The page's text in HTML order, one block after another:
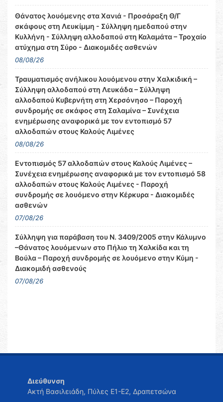
Θάνατος λουόμενης στα Χανιά - Προσάραξη Θ/Γ
σκάφους στη Λευκίμμη - Σύλληψη ημεδαπού στην
Κυλλήνη - Σύλληψη αλλοδαπού στη Καλαμάτα – Τροχαίο
ατύχημα στη Σύρο - Διακομιδές ασθενών
08/08/26
Τραυματισμός ανήλικου λουόμενου στην Χαλκιδική –
Σύλληψη αλλοδαπού στη Λευκάδα – Σύλληψη
αλλοδαπού Κυβερνήτη στη Χερσόνησο – Παροχή
συνδρομής σε σκάφος στη Σαλαμίνα – Συνέχεια
ενημέρωσης αναφορικά με τον εντοπισμό 57
αλλοδαπών στους Καλούς Λιμένες
08/08/26
Εντοπισμός 57 αλλοδαπών στους Καλούς Λιμένες –
Συνέχεια ενημέρωσης αναφορικά με τον εντοπισμό 58
αλλοδαπών στους Καλούς Λιμένες - Παροχή
συνδρομής σε λουόμενο στην Κέρκυρα - Διακομιδές
ασθενών
07/08/26
Σύλληψη για παράβαση του Ν. 3409/2005 στην Κάλυμνο
–Θάνατος λουόμενων στο Πήλιο τη Χαλκίδα και τη
Βούλα – Παροχή συνδρομής σε λουόμενο στην Κύμη -
Διακομιδή ασθενούς
07/08/26
Διεύθυνση
Ακτή Βασιλειάδη, Πύλες Ε1-Ε2, Δραπετσώνα